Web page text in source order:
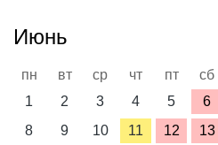
Июнь
пн вт ср чт пт сб
1
2 3 4 5 6
8
9 10 11 12 13